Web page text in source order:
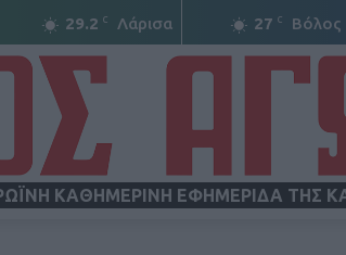
29.2 C Λάρισα 27 C Βόλος
ΚΑΘΗΜΕΡΙΝΗ ΕΦΗΜΕΡΙΔΑ ΤΗΣ